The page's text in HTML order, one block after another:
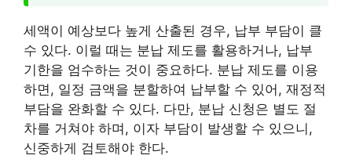
세액이 예상보다 높게 산출된 경우, 납부 부담이 클
수 있다. 이럴 때는 분납 제도를 활용하거나, 납부
기한을 엄수하는 것이 중요하다. 분납 제도를 이용
하면, 일정 금액을 분할하여 납부할 수 있어, 재정적
부담을 완화할 수 있다. 다만, 분납 신청은 별도 절
차를 거쳐야 하며, 이자 부담이 발생할 수 있으니,
신중하게 검토해야 한다.